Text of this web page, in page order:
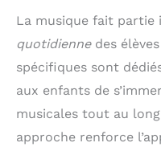
La musique fait partie
quotidiennedes
spécifiques sont
aux enfants de
musicales tout au
approche renforce